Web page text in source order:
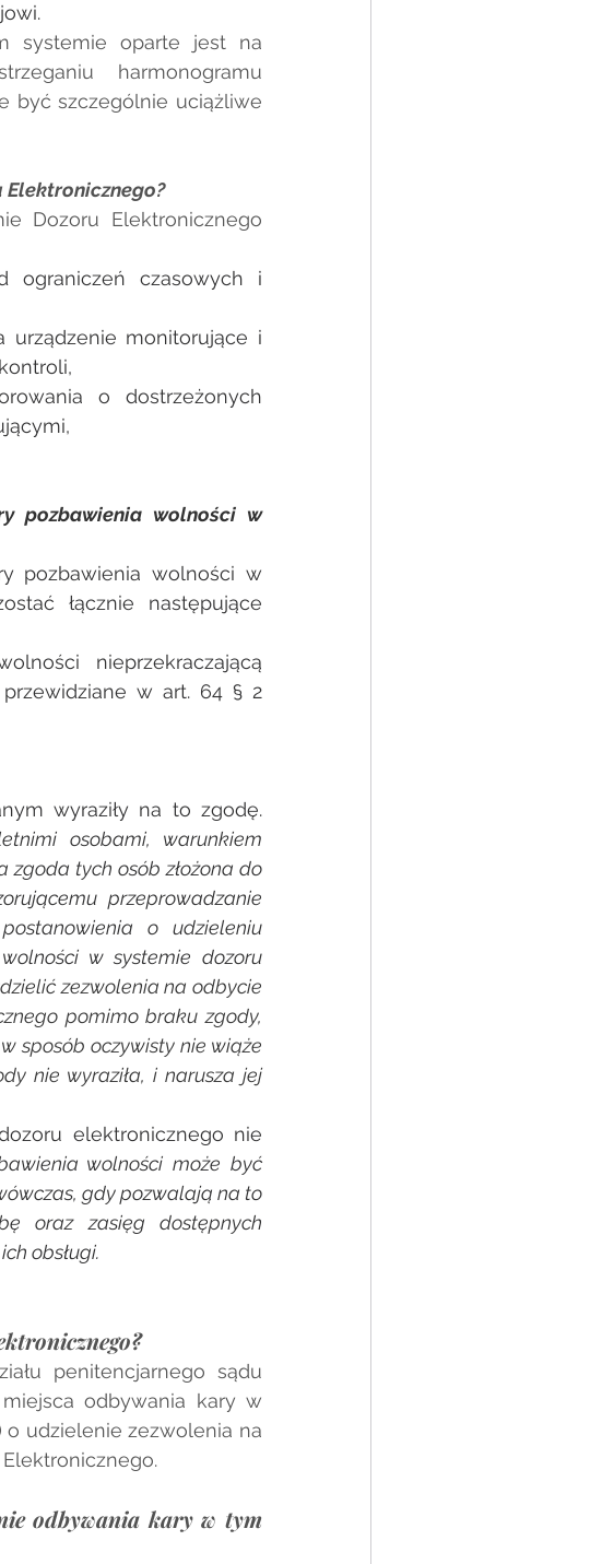
systemie oparte jest na
harmonogramu
być szczególnie uciążliwe
Elektronicznego?
Dozoru Elektronicznego
czasowych i
monitorujące i
o dostrzeżonych
pozbawienia wolności w
pozbawienia wolności w
łącznie następujące
nieprzekraczającą
w art. 64 § 2
wyraziły na to zgodę.
osobami, warunkiem
zgoda tych osób złożona do
przeprowadzanie
o udzieleniu
w systemie dozoru
zezwolenia na odbycie
pomimo braku zgody,
sposób oczywisty nie wiąże
nie wyraziła, i narusza jej
elektronicznego nie
wolności może być
gdy pozwalają na to
oraz zasięg dostępnych
obsługi.
penitencjarnego sądu
odbywania kary w
o udzielenie zezwolenia na
odbywania kary w tym